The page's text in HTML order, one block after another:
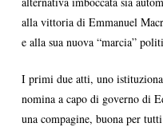
alla vittoria di Emmanuel
e alla sua nuova “marcia”
I primi due atti, uno
nomina a capo di governo di
una compagine, buona per